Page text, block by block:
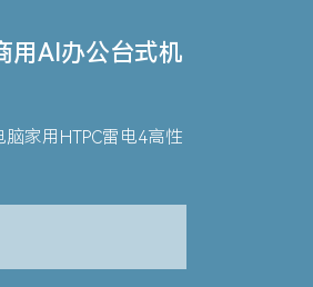
用AI办公台式机
家用HTPC雷电4高性